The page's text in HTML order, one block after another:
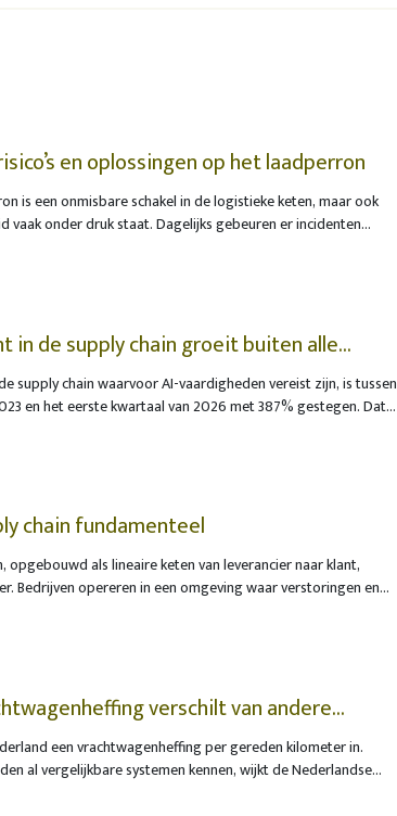
en oplossingen op het laadperron
is een onmisbare schakel in de logistieke keten, maar ook
vaak onder druk staat. Dagelijks gebeuren er incidenten
in de supply chain groeit buiten alle
supply chain waarvoor AI-vaardigheden vereist zijn, is tussen
en het eerste kwartaal van 2026 met 387% gestegen. Dat
chain fundamenteel
opgebouwd als lineaire keten van leverancier naar klant,
Bedrijven opereren in een omgeving waar verstoringen en
verschilt van andere
een vrachtwagenheffing per gereden kilometer in.
al vergelijkbare systemen kennen, wijkt de Nederlandse